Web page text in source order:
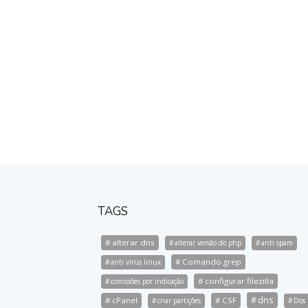
TAGS
alterar dns alterar versão do php
anti spam
anti vírus linux
Comando grep
comissões por indicação
configurar filezilla
cPanel
criar partições CSF dns Dos